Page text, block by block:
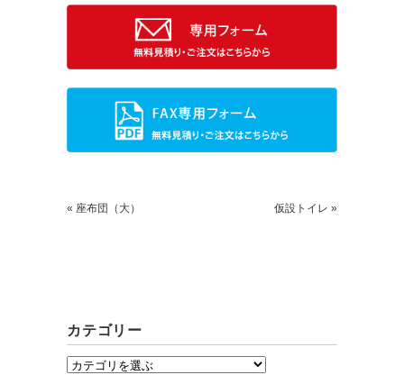
« 座布団（大） 仮設トイレ »
カテゴリー